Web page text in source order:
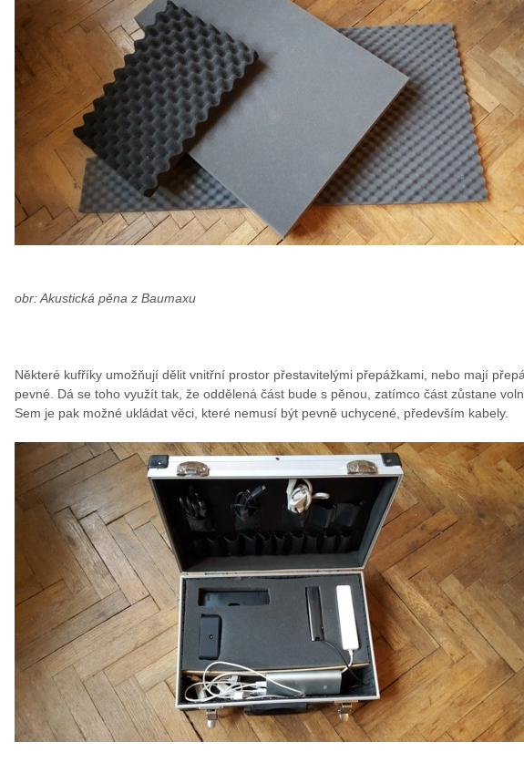
obr: Akustická pěna z Baumaxu
Některé kufříky umožňují dělit vnitřní prostor přestavitelými přepážkami, nebo mají
pevné. Dá se toho využít tak, že oddělená část bude s pěnou, zatímco část zůstane
Sem je pak možné ukládat věci, které nemusí být pevně uchycené, především kabely.